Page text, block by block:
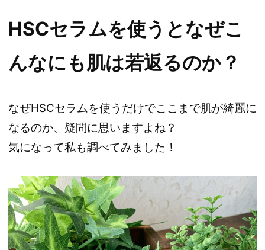
HSCセラムを使うとなぜこ
んなにも肌は若返るのか？
なぜHSCセラムを使うだけでここまで肌が綺麗に
なるのか、疑問に思いますよね？
気になって私も調べてみました！